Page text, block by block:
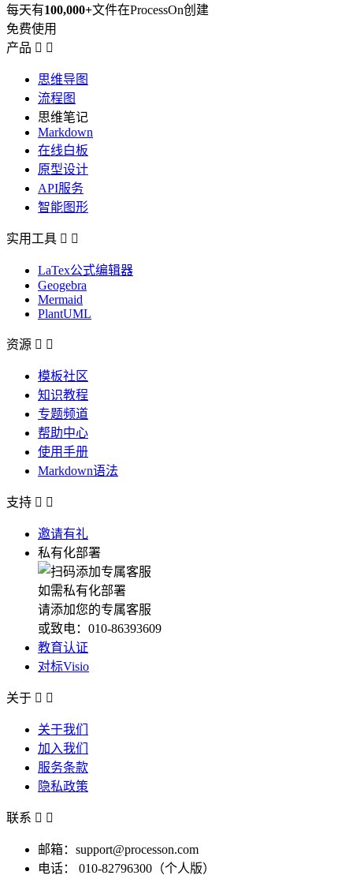
每天有100,000+文件在ProcessOn创建
免费使用
产品  
思维导图
流程图
思维笔记
Markdown
在线白板
原型设计
API服务
智能图形
实用工具  
LaTex公式编辑器
Geogebra
Mermaid
PlantUML
资源  
模板社区
知识教程
专题频道
帮助中心
使用手册
Markdown语法
支持  
邀请有礼
私有化部署
如需私有化部署
请添加您的专属客服
或致电：010-86393609
教育认证
对标Visio
关于  
关于我们
加入我们
服务条款
隐私政策
联系  
邮箱：support@processon.com
电话：
010-82796300（个人版）